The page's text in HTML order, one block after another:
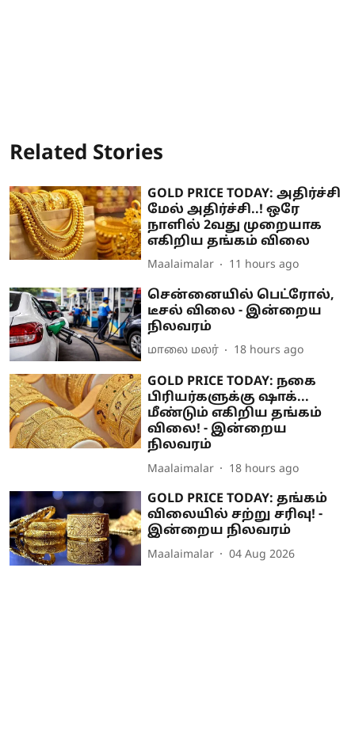
Related Stories
GOLD PRICE TODAY: அதிர்ச்சி
மேல் அதிர்ச்சி..! ஒரே
நாளில் 2வது முறையாக
எகிறிய தங்கம் விலை
Maalaimalar 11 hours ago
சென்னையில் பெட்ரோல்,
டீசல் விலை - இன்றைய
நிலவரம்
மாலை மலர் 18 hours ago
GOLD PRICE TODAY: நகை
பிரியர்களுக்கு ஷாக்...
மீண்டும் எகிறிய தங்கம்
விலை! - இன்றைய
நிலவரம்
Maalaimalar 18 hours ago
GOLD PRICE TODAY: தங்கம்
விலையில் சற்று சரிவு! -
இன்றைய நிலவரம்
Maalaimalar 04 Aug 2026